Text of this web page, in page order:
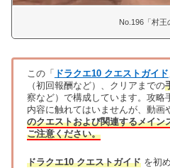
No.196「村王
この「 ドラクエ10 クエストガイド
（初回報酬など）、クリアまでの
察など）で構成しています。攻略
内容に触れてはいませんが、動画
のクエストおよび関連するメイン
ご注意ください。
ドラクエ10 クエストガイドを初